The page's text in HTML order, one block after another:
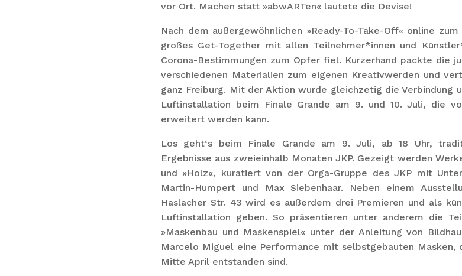
vor Ort. Machen statt »abwARTen« lautete die Devise!
Nach dem außergewöhnlichen »Ready-To-Take-Off« online
großes Get-Together mit allen Teilnehmer*innen und
Corona-Bestimmungen zum Opfer fiel. Kurzerhand packte die
verschiedenen Materialien zum eigenen Kreativwerden und
ganz Freiburg. Mit der Aktion wurde gleichzetig die Verbindung
Luftinstallation beim Finale Grande am 9. und 10. Juli, die
erweitert werden kann.
Los geht‘s beim Finale Grande am 9. Juli, ab 18 Uhr,
Ergebnisse aus zweieinhalb Monaten JKP. Gezeigt werden
und »Holz«, kuratiert von der Orga-Gruppe des JKP mit
Martin-Humpert und Max Siebenhaar. Neben einem
Haslacher Str. 43 wird es außerdem drei Premieren und als
Luftinstallation geben. So präsentieren unter anderem die
»Maskenbau und Maskenspiel« unter der Anleitung von
Marcelo Miguel eine Performance mit selbstgebauten
Mitte April entstanden sind.